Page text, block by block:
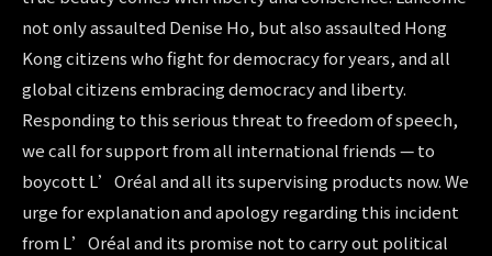
not only assaulted Denise Ho, but also assaulted Hong
Kong citizens who fight for democracy for years, and all
global citizens embracing democracy and liberty.
Responding to this serious threat to freedom of speech,
we call for support from all international friends — to
boycott L’Oréal and all its supervising products now. We
urge for explanation and apology regarding this incident
from L’Oréal and its promise not to carry out political